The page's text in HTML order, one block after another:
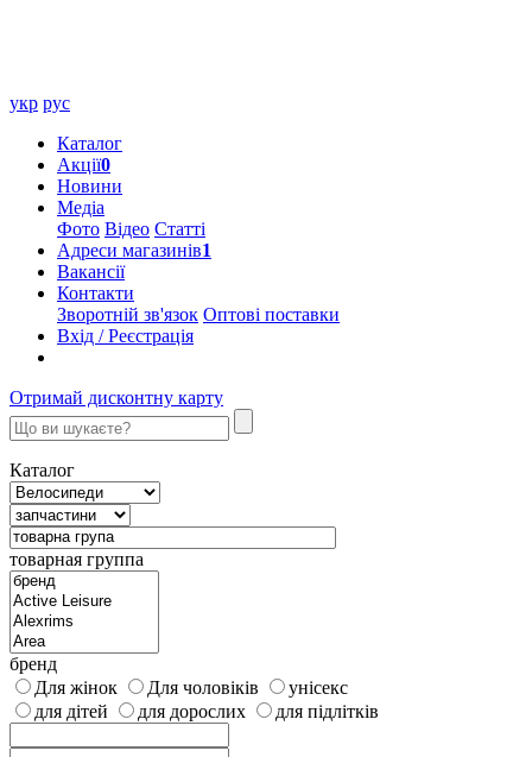
укр рус
Каталог
Акції0
Новини
Медіа
Фото Відео Статті
Адреси магазинів1
Вакансії
Контакти
Зворотній зв'язок Оптові поставки
Вхід / Реєстрація
Отримай дисконтну карту
Каталог
товарная группа
бренд
Для жінок
Для чоловіків
унісекс
для дітей
для дорослих для підлітків